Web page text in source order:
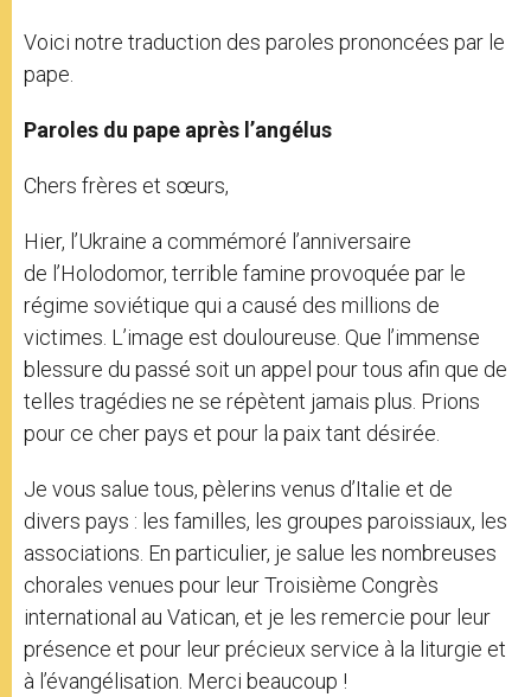
Voici notre traduction des paroles prononcées par le
pape.
Paroles du pape après l’angélus
Chers frères et sœurs,
Hier, l’Ukraine a commémoré l’anniversaire
de l’Holodomor, terrible famine provoquée par le
régime soviétique qui a causé des millions de
victimes. L’image est douloureuse. Que l’immense
blessure du passé soit un appel pour tous afin que de
telles tragédies ne se répètent jamais plus. Prions
pour ce cher pays et pour la paix tant désirée.
Je vous salue tous, pèlerins venus d’Italie et de
divers pays : les familles, les groupes paroissiaux, les
associations. En particulier, je salue les nombreuses
chorales venues pour leur Troisième Congrès
international au Vatican, et je les remercie pour leur
présence et pour leur précieux service à la liturgie et
à l’évangélisation. Merci beaucoup !